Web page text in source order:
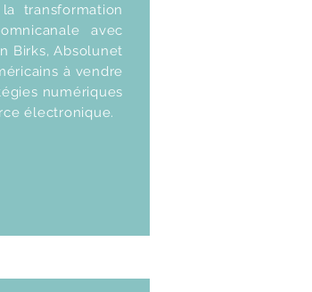
transformation
avec
Birks, Absolunet
à vendre
numériques
électronique.